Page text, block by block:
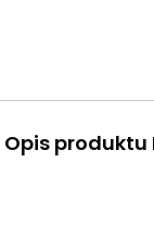
Opis produktu